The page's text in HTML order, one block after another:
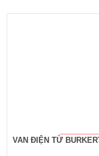
VAN ĐIỆN TỪ